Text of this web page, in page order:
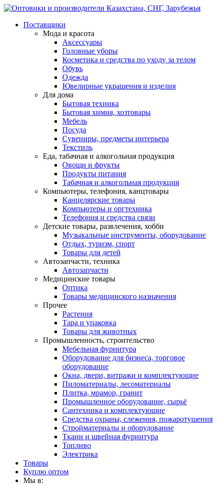
Поставщики
Мода и красота
Аксессуары
Головные уборы
Косметика и средства по уходу за телом
Обувь
Одежда
Ювелирные украшения и изделия
Для дома
Бытовая техника
Бытовая химия, хозтовары
Мебель
Посуда
Сувениры, предметы интерьера
Текстиль
Еда, табачная и алкогольная продукция
Овощи и фрукты
Продукты питания
Табачная и алкогольная продукция
Компьютеры, телефония, канцтовары
Канцелярские товары
Компьютеры и оргтехника
Телефония и средства связи
Детские товары, развлечения, хобби
Музыкальные инструменты, оборудование
Отдых, туризм, спорт
Товары для детей
Автозапчасти, техника
Автозапчасти
Медицинские товары
Оптика
Товары медицинского назначения
Прочее
Растения
Тара и упаковка
Товары для животных
Промышленность, строительство
Мебельная фурнитура
Оборудование для бизнеса, торговое
оборудование
Окна, двери, витражи и комплектующие
Пиломатериалы, лесоматериалы
Плитка, мрамор, гранит
Промышленное оборудование, сырьё
Сантехника и комплектующие
Средства охраны, слежения, пожаротушения
Стройматериалы и оборудование
Ткани и швейная фурнитура
Топливо
Электрика
Товары
Куплю оптом
Мы в: